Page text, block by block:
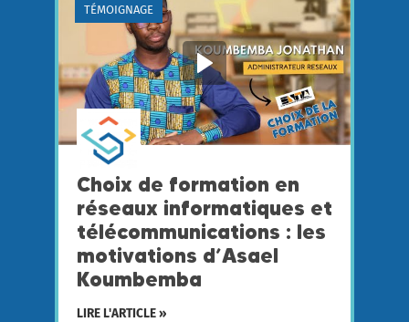
TÉMOIGNAGE
Choix de formation en
réseaux informatiques et
télécommunications : les
motivations d’Asael
Koumbemba
LIRE L'ARTICLE »